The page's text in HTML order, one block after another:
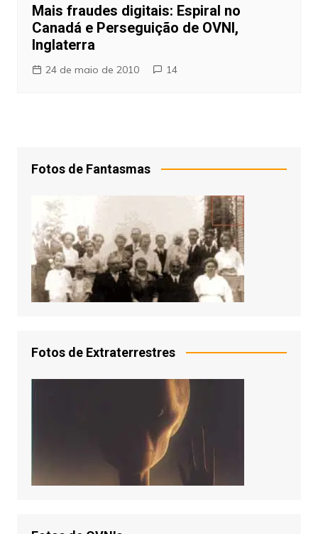
Mais fraudes digitais: Espiral no
Canadá e Perseguição de OVNI,
Inglaterra
24 de maio de 2010 14
Fotos de Fantasmas
Fotos de Extraterrestres